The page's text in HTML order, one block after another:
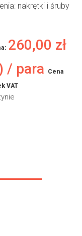
nakrętki i śruby
260,00 zł
/ para
Cena
VAT